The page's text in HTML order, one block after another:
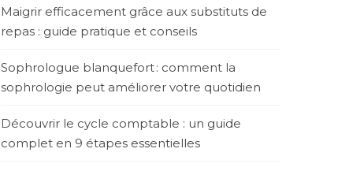
Maigrir efficacement grâce aux substituts de
repas : guide pratique et conseils
Sophrologue blanquefort : comment la
sophrologie peut améliorer votre quotidien
Découvrir le cycle comptable : un guide
complet en 9 étapes essentielles